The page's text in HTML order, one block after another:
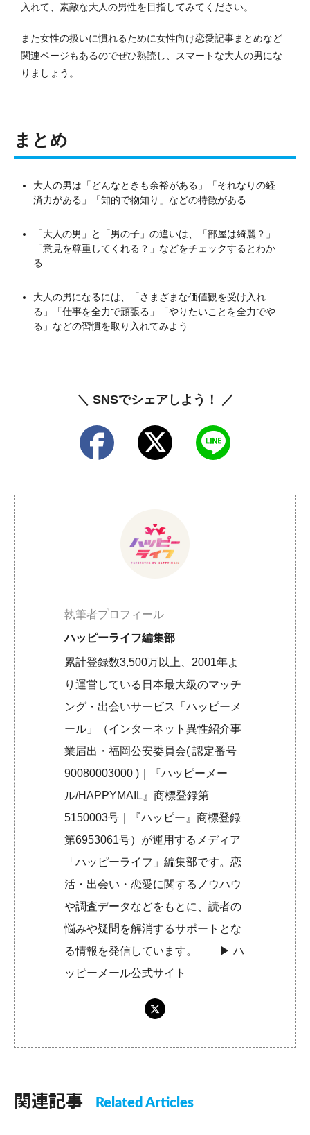
入れて、素敵な大人の男性を目指してみてください。
また女性の扱いに慣れるために女性向け恋愛記事まとめなど
関連ページもあるのでぜひ熟読し、スマートな大人の男にな
りましょう。
まとめ
大人の男は「どんなときも余裕がある」「それなりの経
済力がある」「知的で物知り」などの特徴がある
「大人の男」と「男の子」の違いは、「部屋は綺麗？」
「意見を尊重してくれる？」などをチェックするとわか
る
大人の男になるには、「さまざまな価値観を受け入れ
る」「仕事を全力で頑張る」「やりたいことを全力でや
る」などの習慣を取り入れてみよう
＼ SNSでシェアしよう！ ／
執筆者プロフィール
ハッピーライフ編集部
累計登録数3,500万以上、2001年よ
り運営している日本最大級のマッチ
ング・出会いサービス「ハッピーメ
ール」（インターネット異性紹介事
業届出・福岡公安委員会( 認定番号
90080003000 )｜『ハッピーメー
ル/HAPPYMAIL』商標登録第
5150003号｜『ハッピー』商標登録
第6953061号）が運用するメディア
「ハッピーライフ」編集部です。恋
活・出会い・恋愛に関するノウハウ
や調査データなどをもとに、読者の
悩みや疑問を解消するサポートとな
る情報を発信しています。 ▶︎ハ
ッピーメール公式サイト
関連記事 Related Articles